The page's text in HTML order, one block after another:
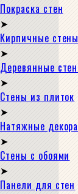
Покраска стен
Кирпичные стены
Деревянные
Стены из плиток
Натяжные
Стены с обоями
Панели для стен